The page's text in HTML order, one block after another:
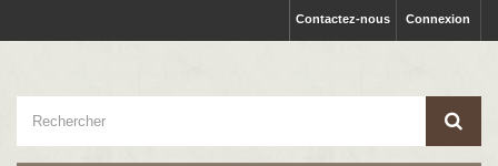
Connexion
Contactez-nous